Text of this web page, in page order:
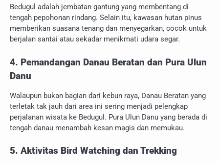
Bedugul adalah jembatan gantung yang membentang di
tengah pepohonan rindang. Selain itu, kawasan hutan pinus
memberikan suasana tenang dan menyegarkan, cocok untuk
berjalan santai atau sekadar menikmati udara segar.
4. Pemandangan Danau Beratan dan Pura Ulun
Danu
Walaupun bukan bagian dari kebun raya, Danau Beratan yang
terletak tak jauh dari area ini sering menjadi pelengkap
perjalanan wisata ke Bedugul. Pura Ulun Danu yang berada di
tengah danau menambah kesan magis dan memukau.
5. Aktivitas Bird Watching dan Trekking